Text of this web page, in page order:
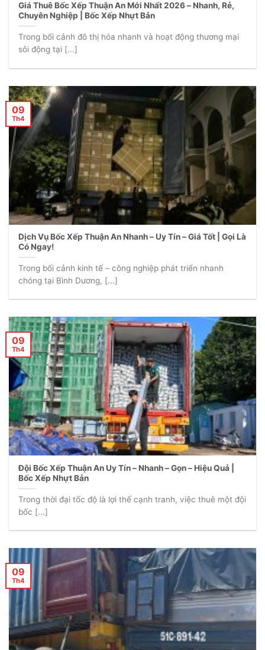
Giá Thuê Bốc Xếp Thuận An Mới Nhất 2026 – Nhanh, Rẻ,
Chuyên Nghiệp | Bốc Xếp Nhựt Bản
Trong bối cảnh đô thị hóa nhanh và hoạt động thương mại
sôi động tại [...]
Dịch Vụ Bốc Xếp Thuận An Nhanh – Uy Tín – Giá Tốt | Gọi Là
Có Ngay!
Trong bối cảnh kinh tế – công nghiệp phát triển nhanh
chóng tại Bình Dương, [...]
09
Th4
Đội Bốc Xếp Thuận An Uy Tín – Nhanh – Gọn – Hiệu Quả |
Bốc Xếp Nhựt Bản
Trong thời đại tốc độ là lợi thế cạnh tranh, việc thuê một đội
bốc [...]
09
Th4
09
Th4